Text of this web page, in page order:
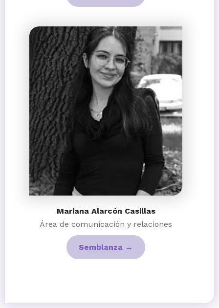
Mariana Alarcón Casillas
Área de comunicación y relaciones
Semblanza →